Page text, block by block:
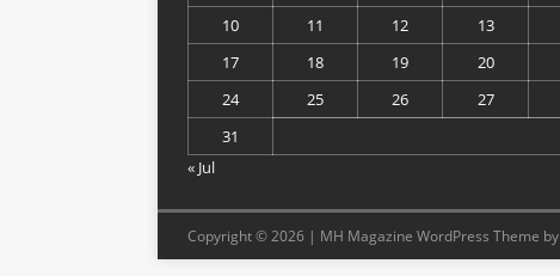
10
11 12 13
17
18 19 20
24
25 26 27
31
« Jul
Copyright © 2026 | MH Magazine WordPress Theme by